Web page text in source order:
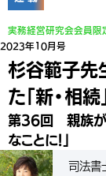
実務経営研究会会員限
2023年10月号
杉谷範子先
た「新・相続」
第36回 親族
なことに！」
司法